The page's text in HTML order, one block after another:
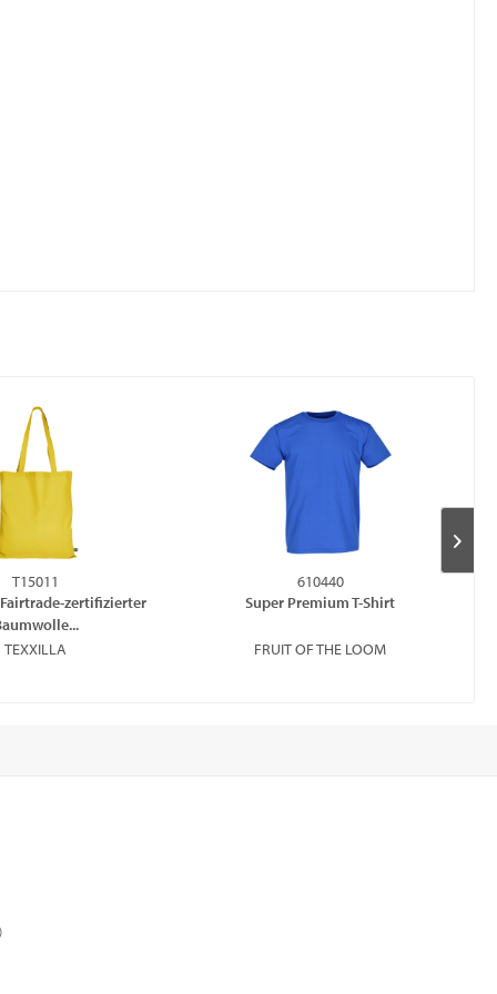
T15011
Fairtrade-zertifizierter
TEXXILLA
610440
Super Premium T-Shirt
FRUIT OF THE LOOM